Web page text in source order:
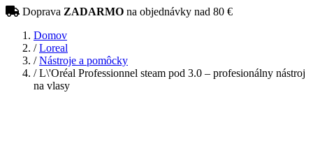
Doprava ZADARMO na objednávky nad 80 €
Domov
/ Loreal
/ Nástroje a pomôcky
/L\'Oréal Professionnel steam pod 3.0 – profesionálny nástroj
na vlasy